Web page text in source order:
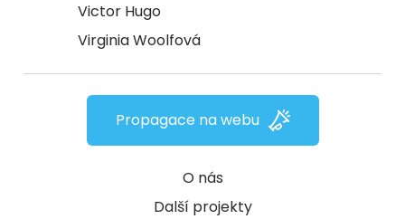
Victor Hugo
Virginia Woolfová
O nás
Další projekty
Propagace na webu